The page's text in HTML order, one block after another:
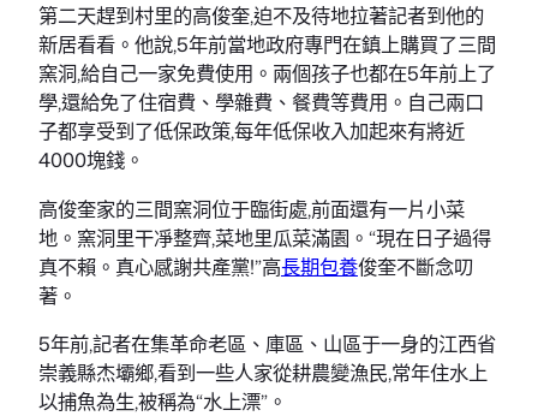
第二天趕到村里的高俊奎,迫不及待地拉著記者到他的
新居看看。他說,5年前當地政府專門在鎮上購買了三間
窯洞,給自己一家免費使用。兩個孩子也都在5年前上了
學,還給免了住宿費、學雜費、餐費等費用。自己兩口
子都享受到了低保政策,每年低保收入加起來有將近
4000塊錢。
高俊奎家的三間窯洞位于臨街處,前面還有一片小菜
地。窯洞里干凈整齊,菜地里瓜菜滿園。“現在日子過得
真不賴。真心感謝共產黨!”高長期包養俊奎不斷念叨
著。
5年前,記者在集革命老區、庫區、山區于一身的江西省
崇義縣杰壩鄉,看到一些人家從耕農變漁民,常年住水上
以捕魚為生,被稱為“水上漂”。